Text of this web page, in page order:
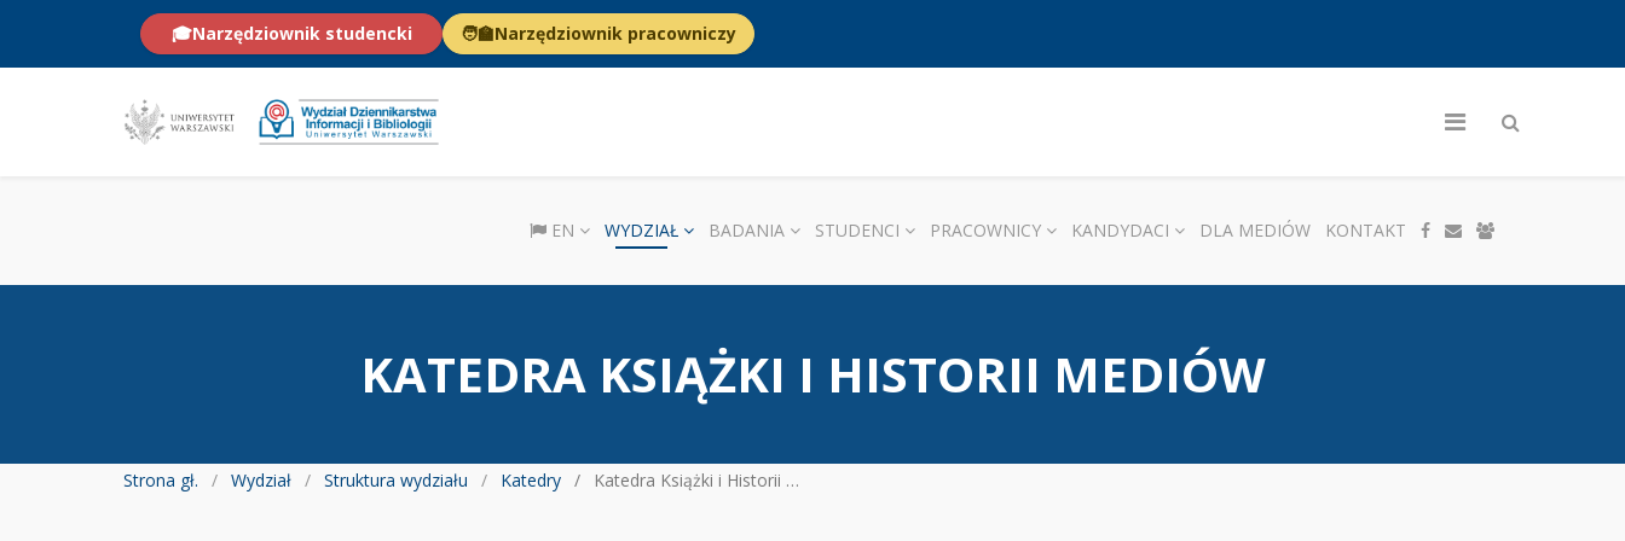
🎓Narzędziownik studencki 🧑‍🏫Narzędziownik pracowniczy
EN WYDZIAŁ BADANIA STUDENCI PRACOWNICY KANDYDACI DLA MEDIÓW KONTAKT
KATEDRA KSIĄŻKI I HISTORII MEDIÓW
Strona gł. Wydział Struktura wydziału Katedry Katedra Książki i Historii Mediów